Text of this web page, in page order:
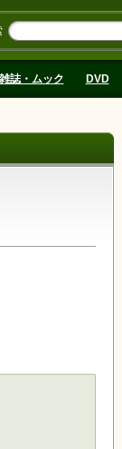
雑誌・ムック DVD